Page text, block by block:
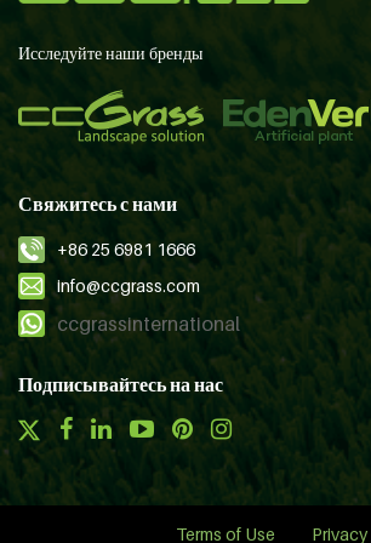
Исследуйте наши бренды
Свяжитесь с нами
+86 25 6981 1666
info@ccgrass.com
ccgrassinternational
Подписывайтесь на нас
Terms of Use Privacy